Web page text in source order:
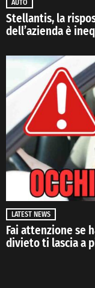
AUTO
Stellantis, la
dell’azienda è
LATEST NEWS
Fai attenzione se
divieto ti lascia a